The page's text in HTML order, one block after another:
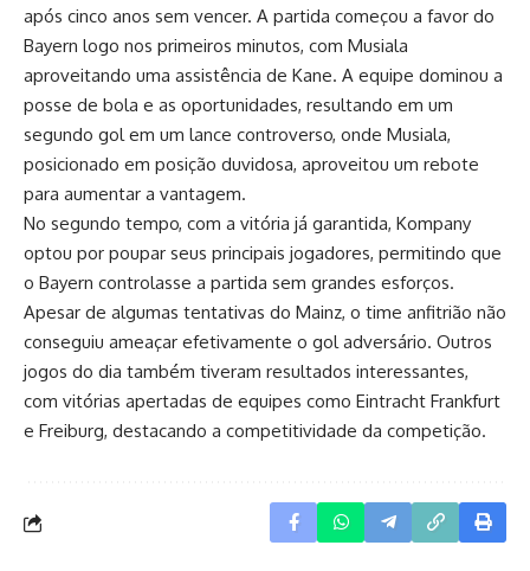
após cinco anos sem vencer. A partida começou a favor do
Bayern logo nos primeiros minutos, com Musiala
aproveitando uma assistência de Kane. A equipe dominou a
posse de bola e as oportunidades, resultando em um
segundo gol em um lance controverso, onde Musiala,
posicionado em posição duvidosa, aproveitou um rebote
para aumentar a vantagem.
No segundo tempo, com a vitória já garantida, Kompany
optou por poupar seus principais jogadores, permitindo que
o Bayern controlasse a partida sem grandes esforços.
Apesar de algumas tentativas do Mainz, o time anfitrião não
conseguiu ameaçar efetivamente o gol adversário. Outros
jogos do dia também tiveram resultados interessantes,
com vitórias apertadas de equipes como Eintracht Frankfurt
e Freiburg, destacando a competitividade da competição.